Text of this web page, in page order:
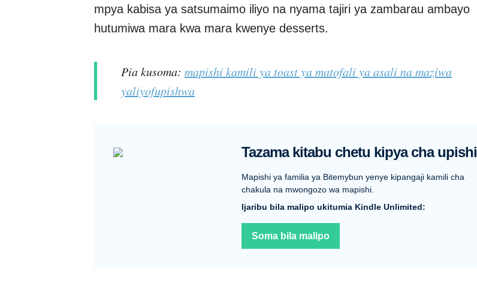
mpya kabisa ya satsumaimo iliyo na nyama tajiri ya zambarau ambayo
hutumiwa mara kwa mara kwenye desserts.
Pia kusoma: mapishi kamili ya toast ya matofali ya asali na maziwa
yaliyofupishwa
Tazama kitabu chetu kipya cha upishi
Mapishi ya familia ya Bitemybun yenye kipangaji kamili cha
chakula na mwongozo wa mapishi.
Ijaribu bila malipo ukitumia Kindle Unlimited:
Soma bila malipo